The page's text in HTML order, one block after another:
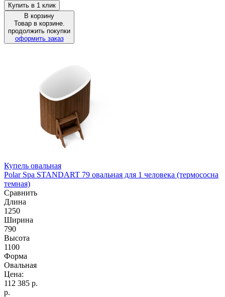
Купить в 1 клик
В корзину
Товар в корзине.
продолжить покупки
оформить заказ
Купель овальная
Polar Spa STANDART 79 овальная для 1 человека (термососна
темная)
Сравнить
Длина
1250
Ширина
790
Высота
1100
Форма
Овальная
Цена:
112 385 р.
р.